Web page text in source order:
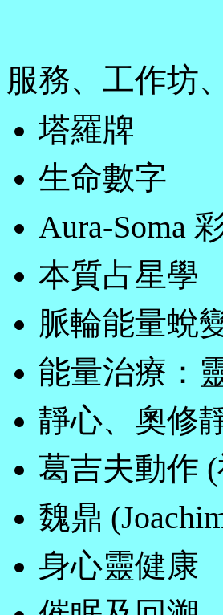
服務、工作坊
塔羅牌
生命數字
Aura-Soma
本質占星學
脈輪能量蛻
能量治療：
靜心、奧修
葛吉夫動作
魏鼎
身心靈健康